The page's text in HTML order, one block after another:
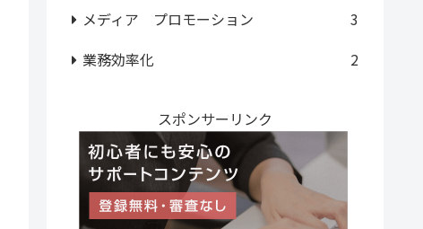
メディア プロモーション
3
業務効率化
2
スポンサーリンク